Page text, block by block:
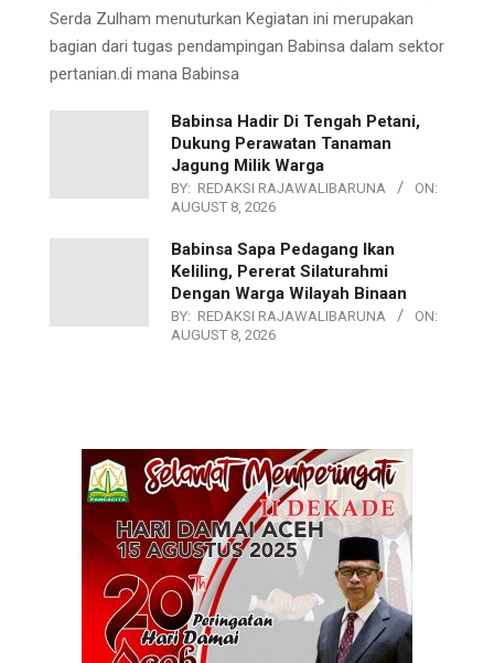
Serda Zulham menuturkan Kegiatan ini merupakan
bagian dari tugas pendampingan Babinsa dalam sektor
pertanian.di mana Babinsa
Babinsa Hadir Di Tengah Petani,
Dukung Perawatan Tanaman
Jagung Milik Warga
BY: REDAKSI RAJAWALIBARUNA
ON:
AUGUST 8, 2026
Babinsa Sapa Pedagang Ikan
Keliling, Pererat Silaturahmi
Dengan Warga Wilayah Binaan
BY: REDAKSI RAJAWALIBARUNA
ON:
AUGUST 8, 2026